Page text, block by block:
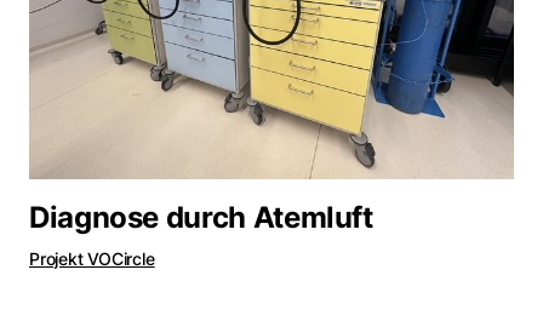
Diagnose durch Atemluft
Projekt VOCircle